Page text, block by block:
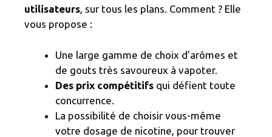
utilisateurs, sur tous les plans. Comment ? Elle
vous propose :
Une large gamme de choix d’arômes et
de gouts très savoureux à vapoter.
Des prix compétitifs qui défient toute
concurrence.
La possibilité de choisir vous-même
votre dosage de nicotine, pour trouver